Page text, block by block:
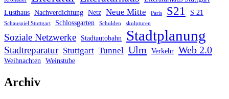
Lusthaus Nachverdichtung Netz Neue Mitte Paris S21 S 21
Schauspiel Stuttgart Schlossgarten Schulden skulpturen
Soziale Netzwerke Stadtautobahn Stadtplanung
Stadtreparatur Stuttgart Tunnel Ulm Verkehr Web 2.0
Weihnachten Weinstube
Archiv